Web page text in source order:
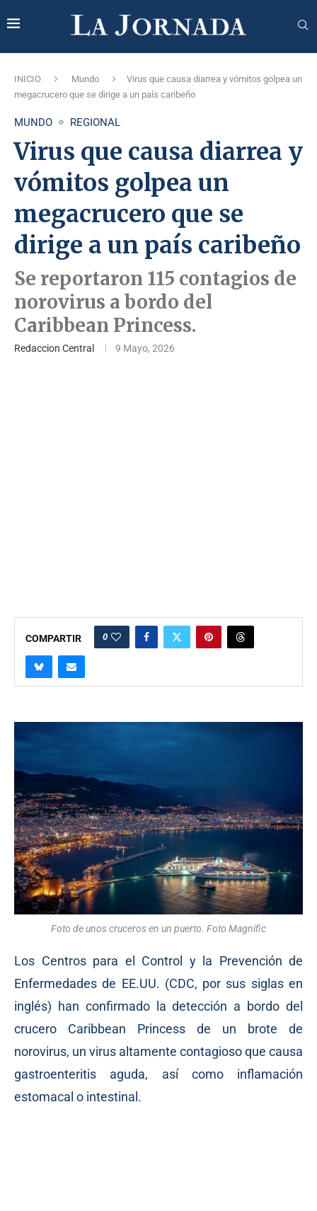
INICIO Mundo
Virus que causa diarrea y vómitos golpea un
megacrucero que se dirige a un país caribeño
MUNDO REGIONAL
Virus que causa diarrea y
vómitos golpea un
megacrucero que se
dirige a un país caribeño
Se reportaron 115 contagios de
norovirus a bordo del
Caribbean Princess.
Redaccion Central 9 Mayo, 2026
COMPARTIR 0
Foto de unos cruceros en un puerto. Foto Magnific
Los Centros para el Control y la Prevención de
Enfermedades de EE.UU. (CDC, por sus siglas en
inglés) han confirmado la detección a bordo del
crucero Caribbean Princess de un brote de
norovirus, un virus altamente contagioso que causa
gastroenteritis aguda, así como inflamación
estomacal o intestinal.